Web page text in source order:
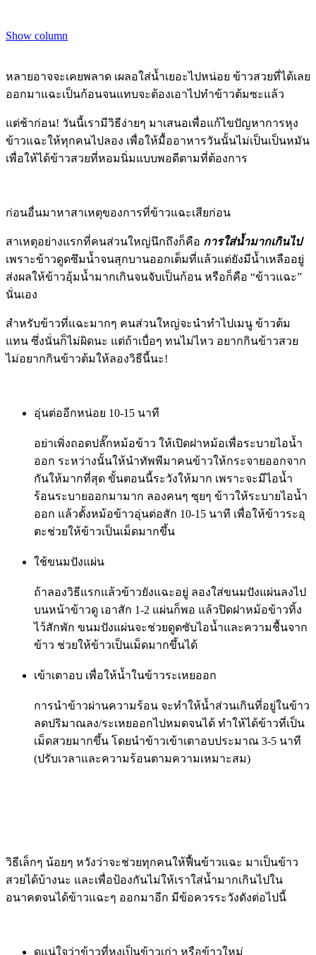
Show column
หลายอาจจะเคยพลาด เผลอใส่น้ำเยอะไปหน่อย ข้าวสวยที่ได้เลย
ออกมาแฉะเป็นก้อนจนแทบจะต้องเอาไปทำข้าวต้มซะแล้ว
แต่ช้าก่อน! วันนี้เรามีวิธีง่ายๆ มาเสนอเพื่อแก้ไขปัญหาการหุง
ข้าวแฉะให้ทุกคนไปลอง เพื่อให้มื้ออาหารวันนั้นไม่เป็นเป็นหมัน
เพื่อให้ได้ข้าวสวยที่หอมนิ่มแบบพอดีตามที่ต้องการ
ก่อนอื่นมาหาสาเหตุของการที่ข้าวแฉะเสียก่อน
สาเหตุอย่างแรกที่คนส่วนใหญ่นึกถึงก็คือ การใส่น้ำมากเกินไป
เพราะข้าวดูดซึมน้ำจนสุกบานออกเต็มที่แล้วแต่ยังมีน้ำเหลืออยู่
ส่งผลให้ข้าวอุ้มน้ำมากเกินจนจับเป็นก้อน หรือก็คือ “ข้าวแฉะ”
นั่นเอง
สำหรับข้าวที่แฉะมากๆ คนส่วนใหญ่จะนำทำไปเมนู ข้าวต้ม
แทน ซึ่งนั่นก็ไม่ผิดนะ แต่ถ้าเบื่อๆ ทนไม่ไหว อยากกินข้าวสวย
ไม่อยากกินข้าวต้มให้ลองวิธีนี้นะ!
อุ่นต่ออีกหน่อย 10-15 นาที
อย่าเพิ่งถอดปลั๊กหม้อข้าว ให้เปิดฝาหม้อเพื่อระบายไอน้ำ
ออก ระหว่างนั้นให้นำทัพพีมาคนข้าวให้กระจายออกจาก
กันให้มากที่สุด ขั้นตอนนี้ระวังให้มาก เพราะจะมีไอน้ำ
ร้อนระบายออกมามาก ลองคนๆ ซุยๆ ข้าวให้ระบายไอน้ำ
ออก แล้วตั้งหม้อข้าวอุ่นต่อสัก 10-15 นาที เพื่อให้ข้าวระอุ
ตะช่วยให้ข้าวเป็นเม็ดมากขึ้น
ใช้ขนมปังแผ่น
ถ้าลองวิธีแรกแล้วข้าวยังแฉะอยู่ ลองใส่ขนมปังแผ่นลงไป
บนหน้าข้าวดู เอาสัก 1-2 แผ่นก็พอ แล้วปิดฝาหม้อข้าวทิ้ง
ไว้สักพัก ขนมปังแผ่นจะช่วยดูดซับไอน้ำและความชื้นจาก
ข้าว ช่วยให้ข้าวเป็นเม็ดมากขึ้นได้
เข้าเตาอบ เพื่อให้น้ำในข้าวระเหยออก
การนำข้าวผ่านความร้อน จะทำให้น้ำส่วนเกินที่อยู่ในข้าว
ลดปริมาณลง/ระเหยออกไปหมดจนได้ ทำให้ได้ข้าวที่เป็น
เม็ดสวยมากขึ้น โดยนำข้าวเข้าเตาอบประมาณ 3-5 นาที
(ปรับเวลาและความร้อนตามความเหมาะสม)
วิธีเล็กๆ น้อยๆ หวังว่าจะช่วยทุกคนให้ฟื้นข้าวแฉะ มาเป็นข้าว
สวยได้บ้างนะ และเพื่อป้องกันไม่ให้เราใส่น้ำมากเกินไปใน
อนาคตจนได้ข้าวแฉะๆ ออกมาอีก มีข้อควรระวังดังต่อไปนี้
ดูแน่ใจว่าข้าวที่หุงเป็นข้าวเก่า หรือข้าวใหม่